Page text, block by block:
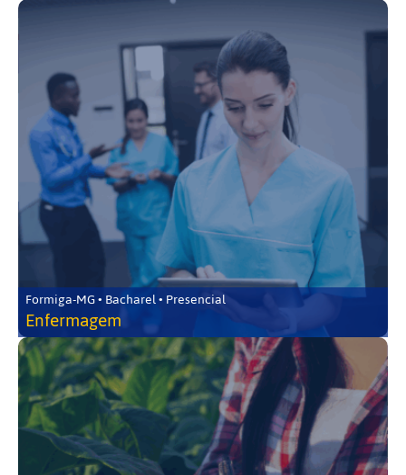
Formiga-MG • Bacharel • Presencial
Enfermagem